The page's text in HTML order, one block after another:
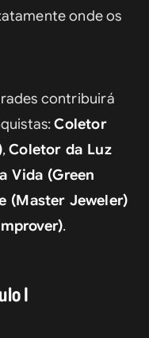
onde os
contribuirá
Coletor
, Coletor da Luz
Vida (Green
(Master Jeweler)
.
I